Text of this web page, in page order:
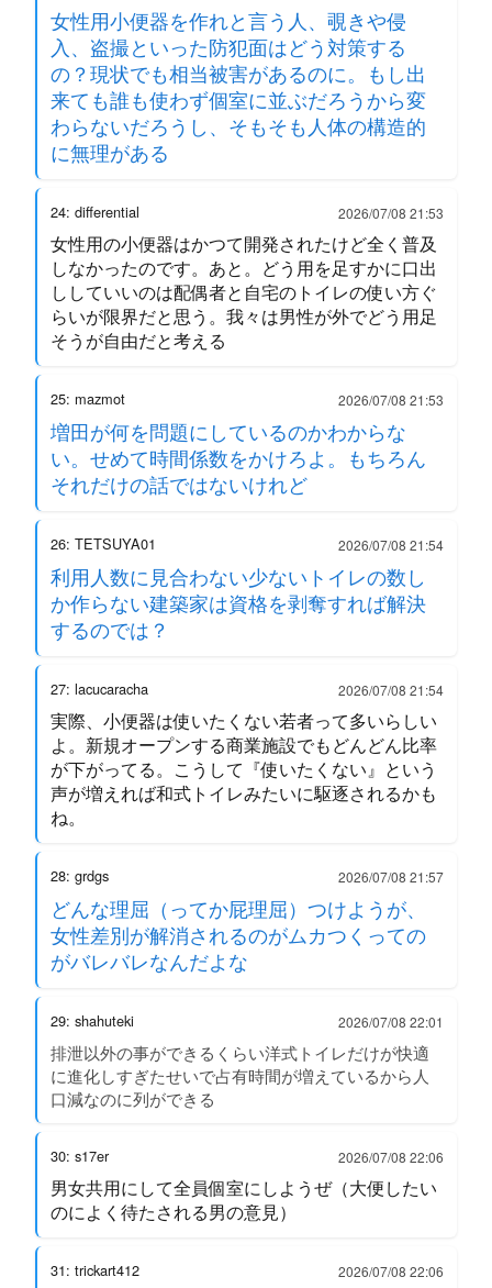
女性用小便器を作れと言う人、覗きや侵
入、盗撮といった防犯面はどう対策する
の？現状でも相当被害があるのに。もし出
来ても誰も使わず個室に並ぶだろうから変
わらないだろうし、そもそも人体の構造的
に無理がある
24: differential 2026/07/08 21:53
女性用の小便器はかつて開発されたけど全く普及
しなかったのです。あと。どう用を足すかに口出
ししていいのは配偶者と自宅のトイレの使い方ぐ
らいが限界だと思う。我々は男性が外でどう用足
そうが自由だと考える
25: mazmot 2026/07/08 21:53
増田が何を問題にしているのかわからな
い。せめて時間係数をかけろよ。もちろん
それだけの話ではないけれど
26: TETSUYA01 2026/07/08 21:54
利用人数に見合わない少ないトイレの数し
か作らない建築家は資格を剥奪すれば解決
するのでは？
27: lacucaracha 2026/07/08 21:54
実際、小便器は使いたくない若者って多いらしい
よ。新規オープンする商業施設でもどんどん比率
が下がってる。こうして『使いたくない』という
声が増えれば和式トイレみたいに駆逐されるかも
ね。
28: grdgs 2026/07/08 21:57
どんな理屈（ってか屁理屈）つけようが、
女性差別が解消されるのがムカつくっての
がバレバレなんだよな
29: shahuteki 2026/07/08 22:01
排泄以外の事ができるくらい洋式トイレだけが快適
に進化しすぎたせいで占有時間が増えているから人
口減なのに列ができる
30: s17er 2026/07/08 22:06
男女共用にして全員個室にしようぜ（大便したい
のによく待たされる男の意見）
31: trickart412 2026/07/08 22:06